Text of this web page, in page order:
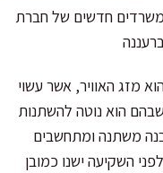
משרדים חדשים של חברת
מזג האוויר, אשר עשוי
הוא נוטה להשתנות
משתנה ומתחשבים
השקיעה ישנו כמובן